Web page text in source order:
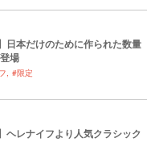
日本だけのために作られた数量
場
#限定
ヘレナイフより人気クラシック